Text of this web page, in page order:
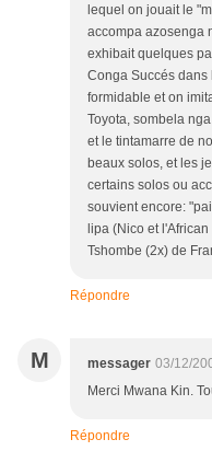
lequel on jouait le
accompa azosenga
exhibait quelques
Conga Succés
formidable et on
Toyota, sombela
et le tintamarre de
beaux solos, et les
certains solos ou
souvient encore:
lipa (Nico et
Tshombe (2x) de
Répondre
M messager 03/12/
Merci Mwana Kin.
Répondre